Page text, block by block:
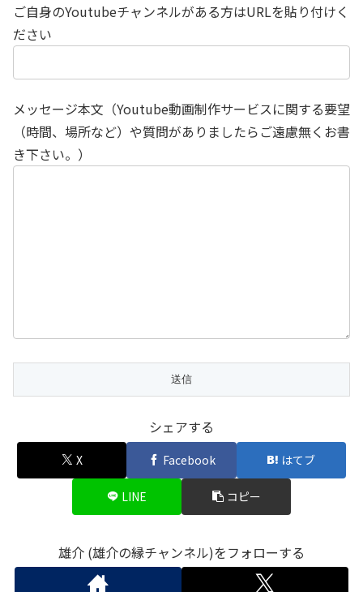
ご自身のYoutubeチャンネルがある方はURLを貼り付けく
ださい
メッセージ本文（Youtube動画制作サービスに関する要望
（時間、場所など）や質問がありましたらご遠慮無くお書
き下さい。）
シェアする
X Facebook はてブ
LINE コピー
雄介 (雄介の縁チャンネル)をフォローする